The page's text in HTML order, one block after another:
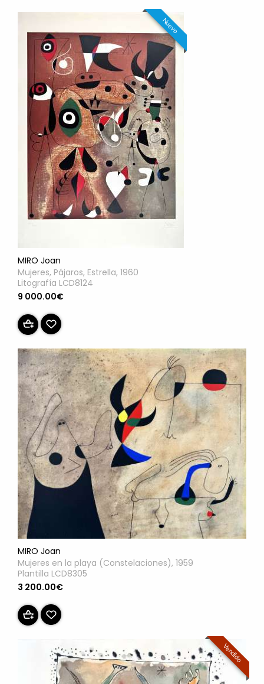
Nuevo
MIRO Joan
Mujeres, Pájaros, Estrella, 1960
Litografía LCD8124
9 000.00€
MIRO Joan
Mujeres en la playa (Constelaciones), 1959
Plantilla LCD8305
3 200.00€
Vendido